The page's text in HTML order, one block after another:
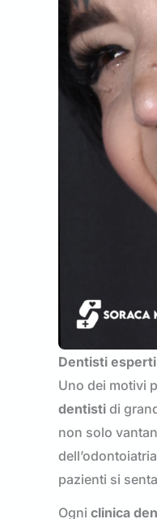
Dentisti
Uno dei motivi
dentisti di
non solo
pazienti si
Ogni clinica